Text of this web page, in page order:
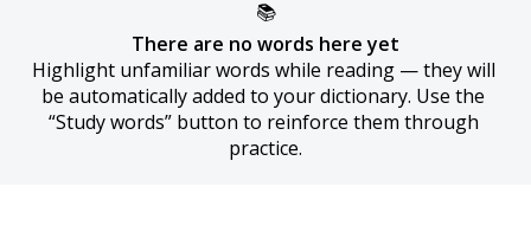
📚
There are no words here yet
Highlight unfamiliar words while reading — they will
be automatically added to your dictionary. Use the
“Study words” button to reinforce them through
practice.